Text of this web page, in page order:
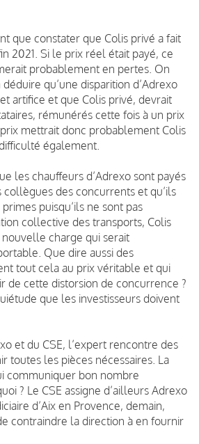
que constater que Colis privé a fait
2021. Si le prix réel était payé, ce
probablement en pertes. On
qu’une disparition d’Adrexo
artifice et que Colis privé, devrait
rémunérés cette fois à un prix
mettrait donc probablement Colis
également.
les chauffeurs d’Adrexo sont payés
des concurrents et qu’ils
puisqu’ils ne sont pas
collective des transports, Colis
charge qui serait
Que dire aussi des
tout cela au prix véritable et qui
de cette distorsion de concurrence ?
que les investisseurs doivent
et du CSE, l’expert rencontre des
toutes les pièces nécessaires. La
communiquer bon nombre
? Le CSE assigne d’ailleurs Adrexo
d’Aix en Provence, demain,
contraindre la direction à en fournir